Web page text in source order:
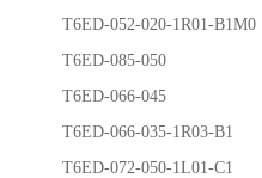
T6ED-052-020-1R01-B1M0
T6ED-085-050
T6ED-066-045
T6ED-066-035-1R03-B1
T6ED-072-050-1L01-C1